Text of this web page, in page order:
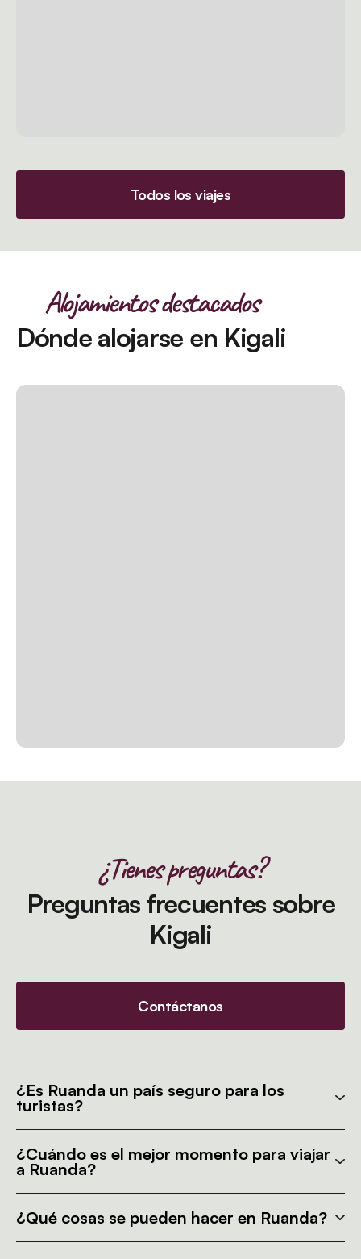
Todos los viajes
Alojamientos destacados
Dónde alojarse en Kigali
¿Tienes preguntas?
Preguntas frecuentes sobre
Kigali
Contáctanos
¿Es Ruanda un país seguro para los
turistas?
¿Cuándo es el mejor momento para viajar
a Ruanda?
¿Qué cosas se pueden hacer en Ruanda?